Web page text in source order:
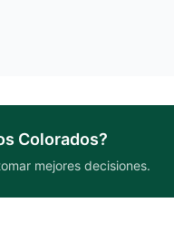
Colorados?
mejores decisiones.